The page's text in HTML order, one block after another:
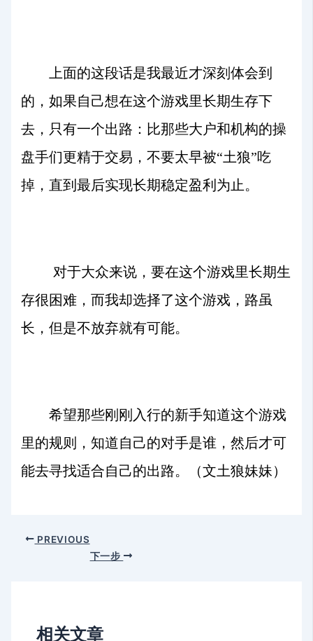
上面的这段话是我最近才深刻体会到
的，如果自己想在这个游戏里长期生存下
去，只有一个出路：比那些大户和机构的操
盘手们更精于交易，不要太早被“土狼”吃
掉，直到最后实现长期稳定盈利为止。
对于大众来说，要在这个游戏里长期生
存很困难，而我却选择了这个游戏，路虽
长，但是不放弃就有可能。
希望那些刚刚入行的新手知道这个游戏
里的规则，知道自己的对手是谁，然后才可
能去寻找适合自己的出路。（文土狼妹妹）
PREVIOUS
下一步
相关文章